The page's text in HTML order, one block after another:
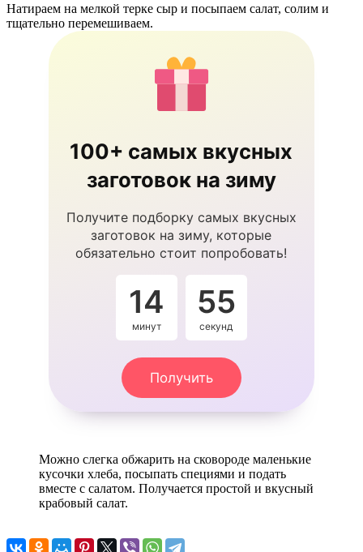
Натираем на мелкой терке сыр и посыпаем салат, солим и
тщательно перемешиваем.
100+ самых вкусных
заготовок на зиму
Получите подборку самых вкусных
заготовок на зиму, которые
обязательно стоит попробовать!
14
минут
54
секунды
Получить
Можно слегка обжарить на сковороде маленькие
кусочки хлеба, посыпать специями и подать
вместе с салатом. Получается простой и вкусный
крабовый салат.